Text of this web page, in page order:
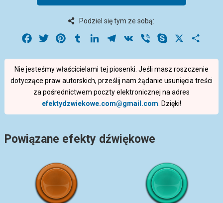
Podziel się tym ze sobą:
Facebook
Twitter PinterestTumblrLinkedInTelegram
VK Viber Skype
Nie jesteśmy właścicielami tej piosenki. Jeśli masz roszczenie
dotyczące praw autorskich, prześlij nam żądanie usunięcia treści
za pośrednictwem poczty elektronicznej na adres
efektydzwiekowe.com@gmail.com . Dzięki!
Powiązane efekty dźwiękowe